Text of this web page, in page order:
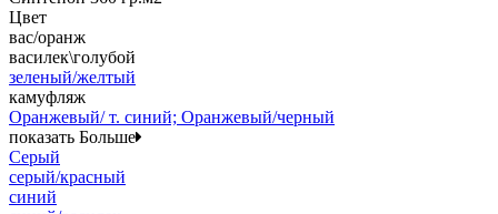
Цвет
вас/оранж
василек\голубой
зеленый/желтый
камуфляж
Оранжевый/ т. синий; Оранжевый/черный
показать Больше
Серый
серый/красный
синий